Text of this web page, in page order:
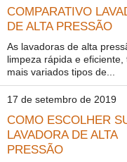
COMPARATIVO
DE ALTA PRESSÃO
As lavadoras de alta
limpeza rápida e
mais variados tipos de...
17 de setembro de 2019
COMO ESCOLHER
LAVADORA DE ALTA
PRESSÃO